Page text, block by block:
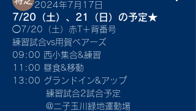
2024年7月17日
7/20（土）、21（日）の予定★
◯7/20（土）赤T＋背番号
練習試合vs用賀ベアーズ
09:00 西小集合&練習
11:00 昼食&移動
13:00 グランドイン&アップ
           練習試合2試合予定
           @二子玉川緑地運動場